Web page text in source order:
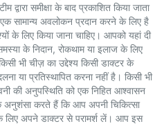
समीक्षा के बाद प्रकाशित किया जाता
सामान्य अवलोकन प्रदान करने के लिए है
के लिए किया जाना चाहिए। आपको यहां दी
के निदान, रोकथाम या इलाज के लिए
भी चीज़ का उद्देश्य किसी डाक्टर के
या प्रतिस्थापित करना नहीं है। किसी भी
की अनुपस्थिति को एक निहित आश्वासन
अनुशंसा करते हैं कि आप अपनी चिकित्सा
लिए अपने डाक्टर से परामर्श लें। आप इस